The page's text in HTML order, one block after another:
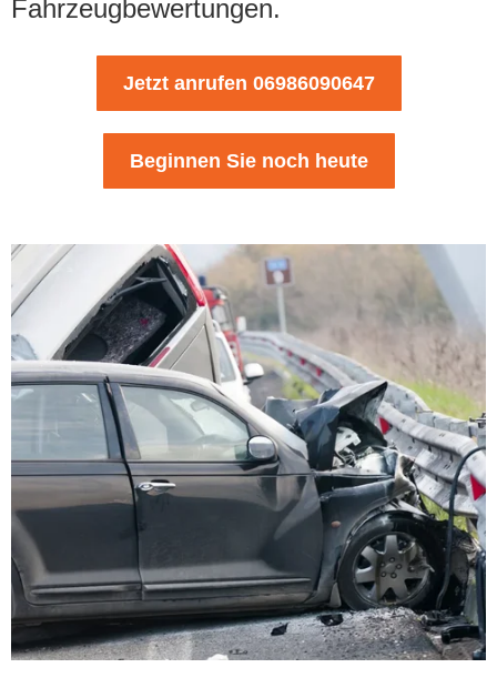
Fahrzeugbewertungen.
Jetzt anrufen 06986090647
Beginnen Sie noch heute